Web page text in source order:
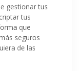
gestionar tus
tus
que
seguros
de las